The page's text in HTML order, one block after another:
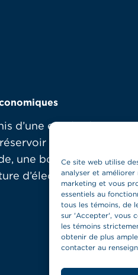
Ce site web utilise
analyser et
marketing et vous
essentiels au
tous les témoins, de
sur 'Accepter', vous
les témoins
obtenir de plus
contacter au
d’une entrée d’eau
produisent
une bonne façon
d’électricité!